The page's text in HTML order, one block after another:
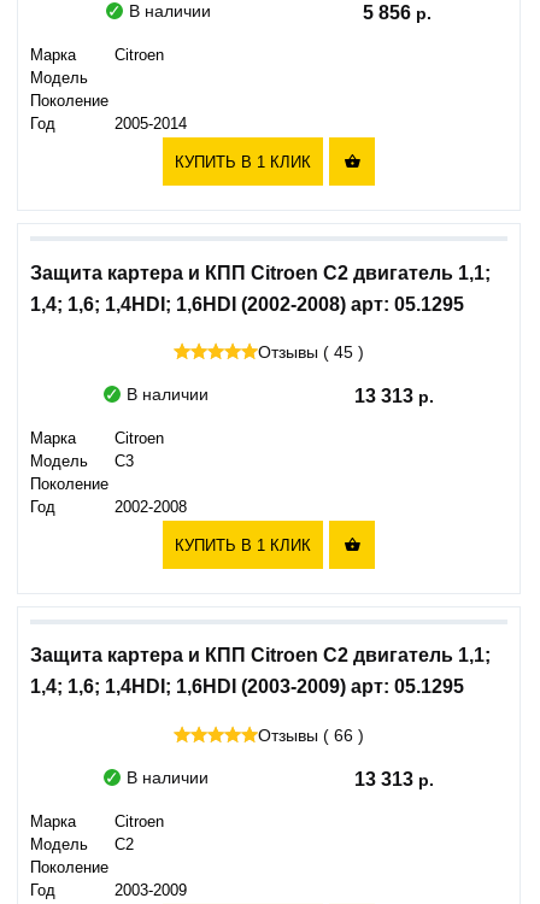
В наличии 5 856
Марка
Citroen
Модель
Поколение
Год
2005-2014
КУПИТЬ В 1 КЛИК 
Защита картера и КПП Citroen C2 двигатель 1,1;
1,4; 1,6; 1,4HDI; 1,6HDI (2002-2008) арт: 05.1295
Отзывы ( 45 )
В наличии 13 313
Марка
Citroen
Модель
C3
Поколение
Год
2002-2008
КУПИТЬ В 1 КЛИК 
Защита картера и КПП Citroen C2 двигатель 1,1;
1,4; 1,6; 1,4HDI; 1,6HDI (2003-2009) арт: 05.1295
Отзывы ( 66 )
В наличии 13 313
Марка
Citroen
Модель
C2
Поколение
Год
2003-2009